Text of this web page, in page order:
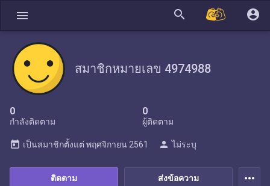
menu search account_circle
สมาชิกหมายเลข 4974988
0
กำลังติดตาม
0
ผู้ติดตาม
ส่งข้อความ
ติดตาม
today เป็นสมาชิกตั้งแต่ พฤศจิกายน 2561 person ไม่ระบุ
more_horiz